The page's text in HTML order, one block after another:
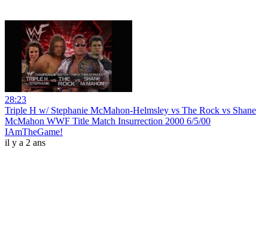
28:23
Triple H w/ Stephanie McMahon-Helmsley vs The Rock vs Shane
McMahon WWF Title Match Insurrection 2000 6/5/00
IAmTheGame!
il y a 2 ans